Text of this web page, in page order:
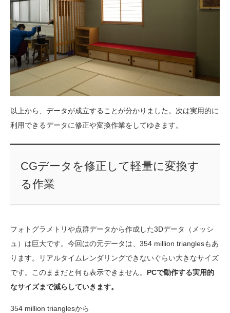
以上から、データが成立することが分かりました。次は実用的に
利用できるデータに修正や変換作業をしてゆきます。
CGデータを修正して軽量に変換す
る作業
フォトグラメトリや点群データから作成した3Dデータ（メッシ
ュ）は巨大です。今回はの元データは、354 million trianglesもあ
ります。リアルタイムレンダリングできないぐらい大きなサイズ
です。このままだと何も表示できません。 PCで動作する実用的
なサイズまで減らしていきます。
354 million trianglesから